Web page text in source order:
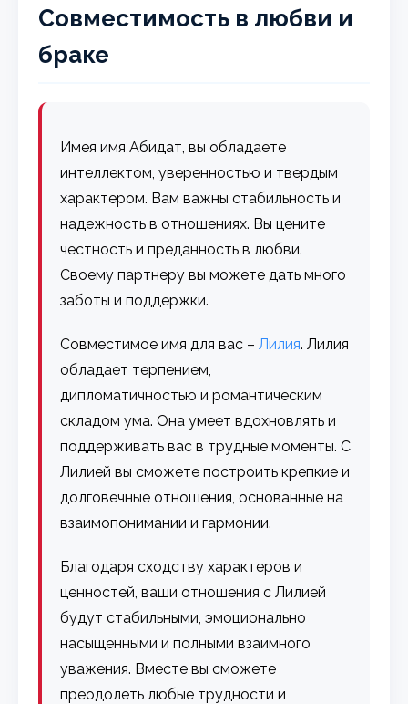
Совместимость в любви и
браке
Имея имя Абидат, вы обладаете
интеллектом, уверенностью и твердым
характером. Вам важны стабильность и
надежность в отношениях. Вы цените
честность и преданность в любви.
Своему партнеру вы можете дать много
заботы и поддержки.
Совместимое имя для вас –Лилия. Лилия
обладает терпением,
дипломатичностью и романтическим
складом ума. Она умеет вдохновлять и
поддерживать вас в трудные моменты. С
Лилией вы сможете построить крепкие и
долговечные отношения, основанные на
взаимопонимании и гармонии.
Благодаря сходству характеров и
ценностей, ваши отношения с Лилией
будут стабильными, эмоционально
насыщенными и полными взаимного
уважения. Вместе вы сможете
преодолеть любые трудности и